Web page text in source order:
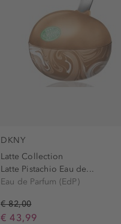
DKNY
Latte Collection
Latte Pistachio Eau de...
Eau de Parfum (EdP)
€ 82,00
€ 43,99